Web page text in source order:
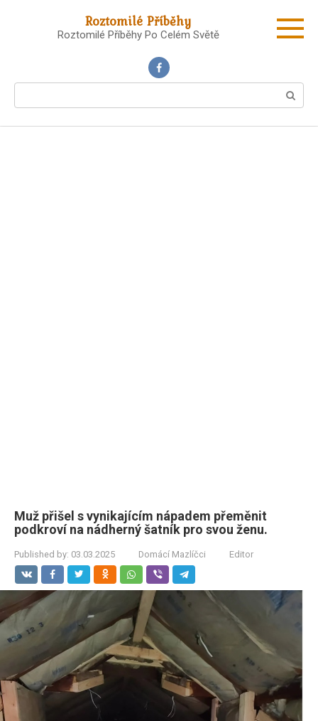
Roztomilé Příběhy
Roztomilé Příběhy Po Celém Světě
Muž přišel s vynikajícím nápadem přeměnit
podkroví na nádherný šatník pro svou ženu.
Published by: 03.03.2025 Domácí Mazlíčci Editor